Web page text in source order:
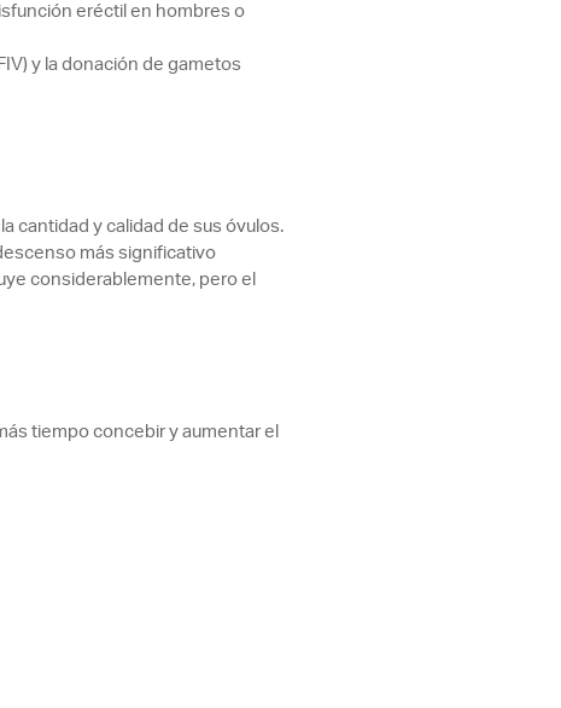
eréctil en hombres o
y la donación de gametos
cantidad y calidad de sus óvulos.
más significativo
considerablemente, pero el
tiempo concebir y aumentar el